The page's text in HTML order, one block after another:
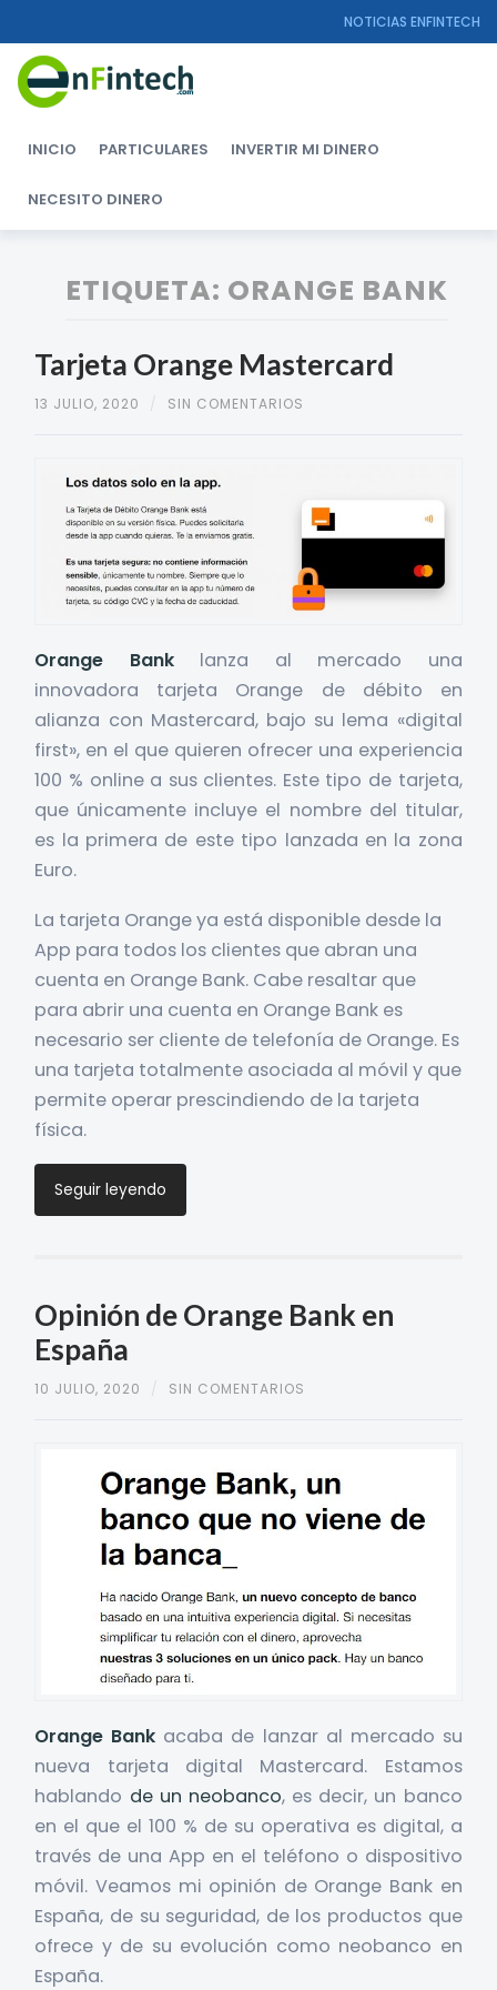
NOTICIAS ENFINTECH
INICIO PARTICULARES INVERTIR MI DINERO
NECESITO DINERO
ETIQUETA: ORANGE BANK
Tarjeta Orange Mastercard
13 JULIO, 2020 / SIN COMENTARIOS
Orange Banklanza al mercado una
innovadora tarjeta Orange de débito en
alianza con Mastercard, bajo su lema «digital
first», en el que quieren ofrecer una experiencia
100 % online a sus clientes. Este tipo de tarjeta,
que únicamente incluye el nombre del titular,
es la primera de este tipo lanzada en la zona
Euro.
La tarjeta Orange ya está disponible desde la
App para todos los clientes que abran una
cuenta en Orange Bank. Cabe resaltar que
para abrir una cuenta en Orange Bank es
necesario ser cliente de telefonía de Orange. Es
una tarjeta totalmente asociada al móvil y que
permite operar prescindiendo de la tarjeta
física.
Seguir leyendo
Opinión de Orange Bank en
España
10 JULIO, 2020 / SIN COMENTARIOS
Orange Bank acaba de lanzar al mercado su
nueva tarjeta digital Mastercard. Estamos
hablando de un neobanco, es decir, un banco
en el que el 100 % de su operativa es digital, a
través de una App en el teléfono o dispositivo
móvil. Veamos mi opinión de Orange Bank en
España, de su seguridad, de los productos que
ofrece y de su evolución como neobanco en
España.